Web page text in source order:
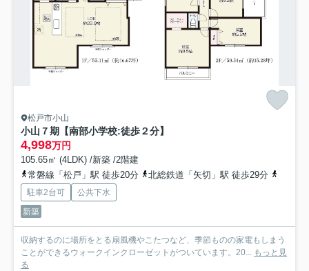
松戸市小山
小山７期【南部小学校:徒歩２分】
4,998万円
105.65㎡ (4LDK) /新築 /2階建
常磐線「松戸」駅 徒歩20分
北総鉄道「矢切」駅 徒歩29分
駐車2台可
公共下水
新築
収納するのに場所をとる扇風機やこたつなど、季節ものの家電もしまう
ことができるウォークインクローゼットがついています。20... もっと見
る